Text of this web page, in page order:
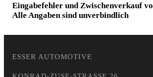
Eingabefehler und Zwischenverkauf
Alle Angaben sind unverbindlich
ESSER AUTOMOTIVE